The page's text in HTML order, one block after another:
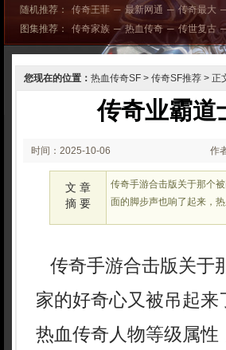
随机推荐： 传奇王菲 ─ 最新网通 ─ 传奇最大
图集推荐：
传奇家族 ─ 热血传奇 ─ 传世复古
您现在的位置： 热血传奇SF > 传奇SF推荐 > 正
传奇业霸道
时间：2025-10-06
02:10
作
文 章
摘 要
传奇手游合击版关于那个
面的脚步声也响了起来，
传奇手游合击版关于
家的好奇心又被吊起
热血传奇人物等级属